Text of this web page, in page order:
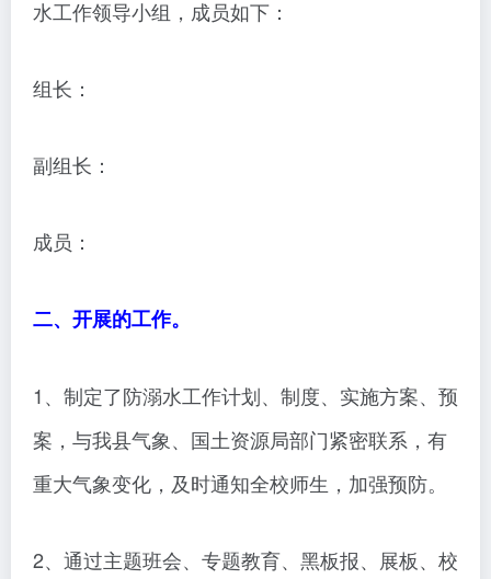
水工作领导小组，成员如下：
组长：
副组长：
成员：
二、开展的工作。
1、制定了防溺水工作计划、制度、实施方案、预
案，与我县气象、国土资源局部门紧密联系，有
重大气象变化，及时通知全校师生，加强预防。
2、通过主题班会、专题教育、黑板报、展板、校